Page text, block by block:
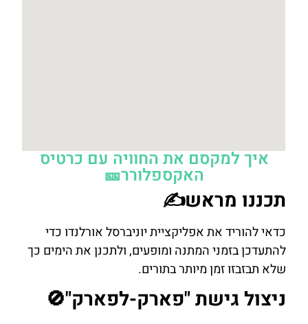
איך למקסם את החוויה עם כרטיס
האקספלורר🎫
תכננו מראש✍️
כדאי להוריד את אפליקציית יוניברסל אורלנדו כדי
להתעדכן בזמני המתנה ומופעים, ולתכנן את הימים כך
שלא תבזבזו זמן מיותר בתורים.
ניצול גישת "פארק-לפארק"🚫